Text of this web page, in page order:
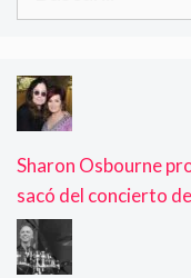
Sharon Osbourne
sacó del concierto